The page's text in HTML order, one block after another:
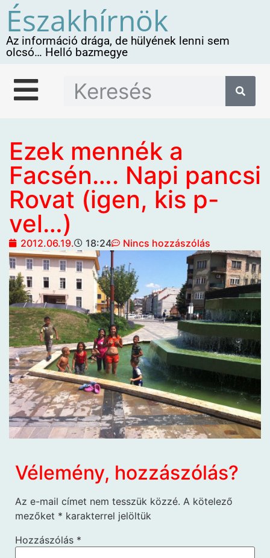
Északhírnök
Az információ drága, de hülyének lenni sem
olcsó… Helló bazmegye
Ezek mennék a
Facsén…. Napi pancsi
Rovat (igen, kis p-
vel…)
2012.06.19. 18:24 Nincs hozzászólás
Vélemény, hozzászólás?
Az e-mail címet nem tesszük közzé. A kötelező
mezőket * karakterrel jelöltük
Hozzászólás *